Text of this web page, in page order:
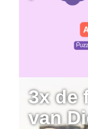
3x de
van